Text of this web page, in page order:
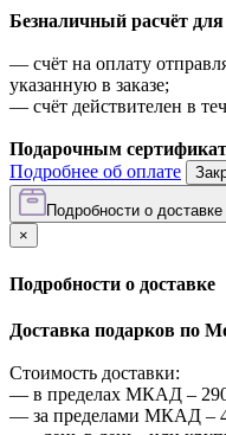
Безналичный расчёт
— счёт на оплату
указанную в заказе;
— счёт действителен в
Подарочным
Подробнее об оплате
Подробности о доставке
×
Подробности о доставке
Доставка подарков по
Стоимость доставки:
— в пределах МКАД –
— за пределами МКАД –